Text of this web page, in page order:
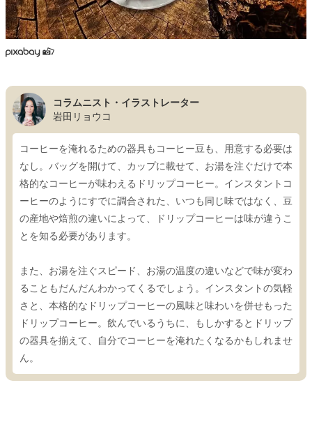
コラムニスト・イラストレーター
岩田リョウコ
コーヒーを淹れるための器具もコーヒー豆も、用意する必要は
なし。バッグを開けて、カップに載せて、お湯を注ぐだけで本
格的なコーヒーが味わえるドリップコーヒー。インスタントコ
ーヒーのようにすでに調合された、いつも同じ味ではなく、豆
の産地や焙煎の違いによって、ドリップコーヒーは味が違うこ
とを知る必要があります。
また、お湯を注ぐスピード、お湯の温度の違いなどで味が変わ
ることもだんだんわかってくるでしょう。インスタントの気軽
さと、本格的なドリップコーヒーの風味と味わいを併せもった
ドリップコーヒー。飲んでいるうちに、もしかするとドリップ
の器具を揃えて、自分でコーヒーを淹れたくなるかもしれませ
ん。